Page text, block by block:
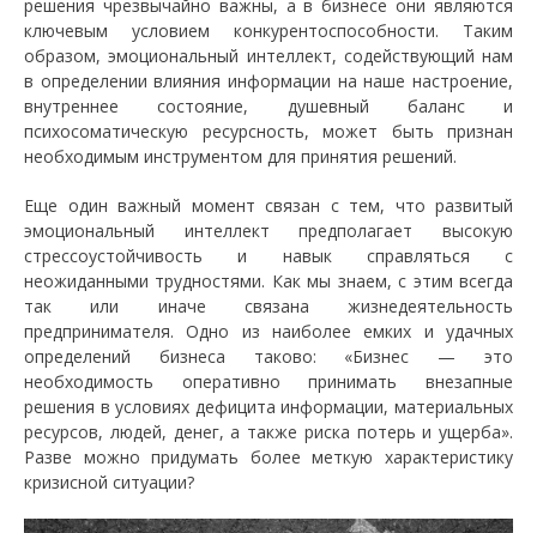
решения чрезвычайно важны, а в бизнесе они являются
ключевым условием конкурентоспособности. Таким
образом, эмоциональный интеллект, содействующий нам
в определении влияния информации на наше настроение,
внутреннее состояние, душевный баланс и
психосоматическую ресурсность, может быть признан
необходимым инструментом для принятия решений.
Еще один важный момент связан с тем, что развитый
эмоциональный интеллект предполагает высокую
стрессоустойчивость и навык справляться с
неожиданными трудностями. Как мы знаем, с этим всегда
так или иначе связана жизнедеятельность
предпринимателя. Одно из наиболее емких и удачных
определений бизнеса таково: «Бизнес — это
необходимость оперативно принимать внезапные
решения в условиях дефицита информации, материальных
ресурсов, людей, денег, а также риска потерь и ущерба».
Разве можно придумать более меткую характеристику
кризисной ситуации?